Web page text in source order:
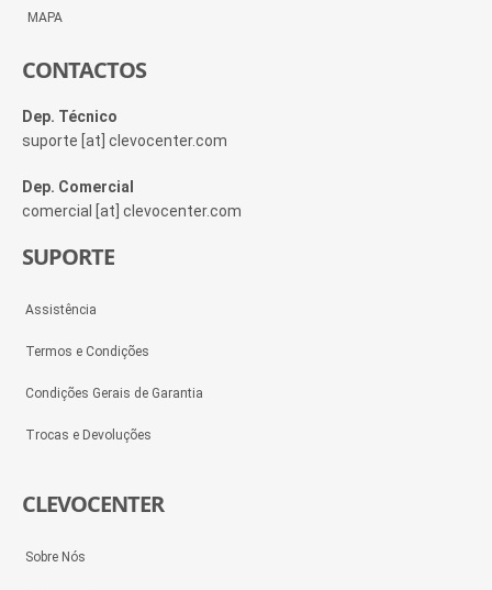
MAPA
CONTACTOS
Dep. Técnico
suporte [at] clevocenter.com
Dep. Comercial
comercial [at] clevocenter.com
SUPORTE
Assistência
Termos e Condições
Condições Gerais de Garantia
Trocas e Devoluções
CLEVOCENTER
Sobre Nós